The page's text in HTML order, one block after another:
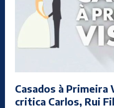
Casados à
critica Carlos, Rui